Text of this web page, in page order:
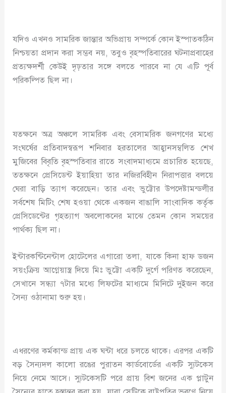
যদিও এখনও সামরিক জান্তার অভিপ্রায় সম্পর্কে কোন ইস্পাতকঠিন
নিশ্চয়তা প্রদান করা সম্ভব নয়, তবুও বৃহস্পতিবারের ঘটনাপ্রবাহের
প্রত্যক্ষদর্শী কেউই দৃঢ়তার সঙ্গে বলতে পারবে না যে এটি পূর্ব
পরিকল্পিত ছিল না।
যতক্ষনে অত্র অঞ্চলে সামরিক এবং বেসামরিক জনগণের মধ্যে
সংঘর্ষের প্রতিবাদস্বরূপ শনিবার হরতালের আহ্বানসম্বলিত শেখ
মুজিবের বিবৃতি বৃহস্পতিবার রাতে সংবাদমাধ্যমে প্রচারিত হয়েছে,
ততক্ষনে প্রেসিডেন্ট ইয়াহিয়া তার নজিরবিহীন নিরাপত্তার বলয়ে
ঘেরা বাড়ি ত্যাগ করেছেন। তার এবং ভুট্টোর উপদেষ্টামন্ডলীর
সর্বশেষ মিটিং শেষ হওয়া থেকে একজন বাঙালি সাংবাদিক কর্তৃক
প্রেসিডেন্টের গৃহত্যাগ অবলোকনের মাঝে তেমন কোন সময়ের
পার্থক্য ছিল না।
ইন্টারকন্টিনেন্টাল হোটেলের এগারো তলা, যাকে কিনা হাফ ডজন
সয়ংক্রিয় আগ্নেয়াস্ত্র দিয়ে মিঃ ভুট্টো একটি দুর্গে পরিণত করেছেন,
সেখানে সন্ধ্যা ৭টার মধ্যে লিফটের মাধ্যমে মিনিটে দুইজন করে
সৈন্য ওঠানামা শুরু হয়।
এধরণের কর্মকান্ড প্রায় এক ঘন্টা ধরে চলতে থাকে। এরপর একটি
বড় সৈন্যদল কালো রঙের পুরাতন কার্ডবোর্ডের একটি স্যুটকেস
নিয়ে নেমে আসে। স্যুটকেসটি পরে প্রায় বিশ জনের এক প্লাটুন